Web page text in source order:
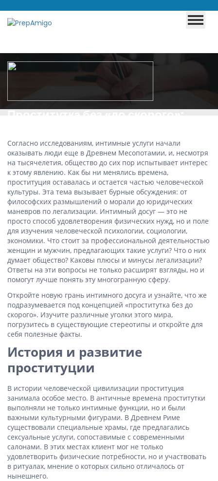
Проститутка без «до скорого»:
досуга
Согласно исследованиям, интимные услуги начали
оказывать люди еще в Древнем Месопотамии, и, несмотря
на тысячелетия, общество до сих пор испытывает интерес
к этому явлению. Как бы ни менялись времена,
проституция оставалась и остается частью человеческой
культуры. Эта тема вызывает бурные обсуждения: от
философских размышлений о морали до юридических
маневров по легализации. Интимный досуг — это не
просто способ удовлетворения физических нужд, но и поле
для изучения человеческой психологии, социологии,
экономики. Что стоит за профессиональной деятельностью
женщин и мужчин, предлагающих такие услуги? Что о них
думает общество? Каковы плюсы и минусы легализации?
Ответы на эти вопросы не только расширят взгляды, но и
помогут лучше понять эту многогранную сферу.
Откройте новую грань интимного досуга и узнайте, что же
подразумевается под концепцией «проститутка без до
скорого». Изучите различные уголки этого мира,
погрузитесь в существующие стереотипы и откройте для
себя полезные факты.
История и развитие
проституции
В истории человеческой цивилизации проституция
занимала особое место. В античные времена проститутки
выполняли не только интимные функции, но и были
важными культурными фигурами. В Древнем Риме
существовали специальные храмы, где предлагались
сексуальные услуги, сопоставимые с современными
салонами. В этих местах клиент мог не только
удовлетворить физические потребности, но и участвовать
в ритуалах, мнение о которых сильно отличалось от
нынешнего.